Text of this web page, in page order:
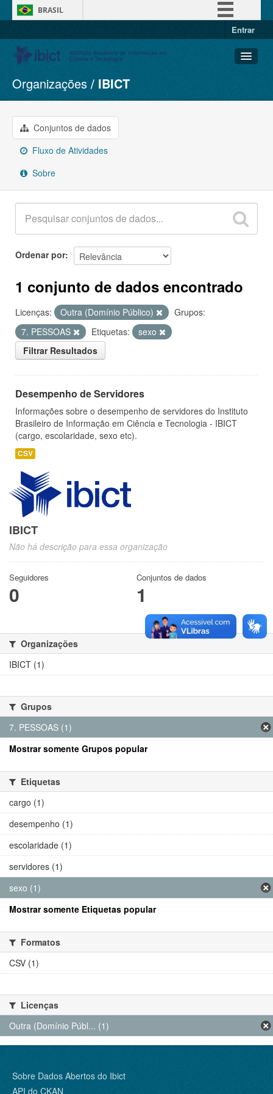
BRASIL
Entrar
Conjuntos de dados
Organizações
Grupos
Sobre
Organizações IBICT
Conjuntos de dados
Fluxo de Atividades
Sobre
Ordenar por
1 conjunto de dados encontrado
Licenças: Outra (Domínio Público)
Grupos:
7. PESSOAS
Etiquetas:
sexo
Filtrar Resultados
Desempenho de Servidores
Informações sobre o desempenho de servidores do Instituto
Brasileiro de Informação em Ciência e Tecnologia - IBICT
(cargo, escolaridade, sexo etc).
CSV
IBICT
Não há descrição para essa organização
Seguidores
0
Conjuntos de dados
1
Organizações
IBICT (1)
Grupos
7. PESSOAS (1)
Mostrar somente Grupos popular
Etiquetas
cargo (1)
desempenho (1)
escolaridade (1)
servidores (1)
sexo (1)
Mostrar somente Etiquetas popular
Formatos
CSV (1)
Licenças
Outra (Domínio Públ... (1)
Sobre Dados Abertos do Ibict
API do CKAN